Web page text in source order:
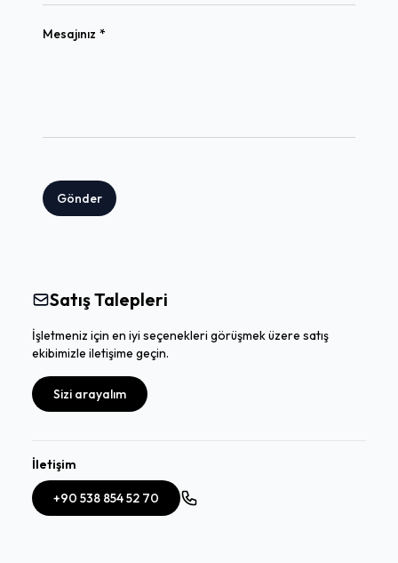
Mesajınız *
Gönder
Satış Talepleri
İşletmeniz için en iyi seçenekleri görüşmek üzere satış
ekibimizle iletişime geçin.
Sizi arayalım
İletişim
+90 538 854 52 70